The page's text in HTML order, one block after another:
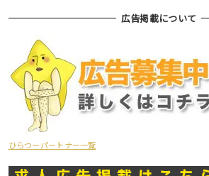
広告掲載について
ひらつーパートナー一覧